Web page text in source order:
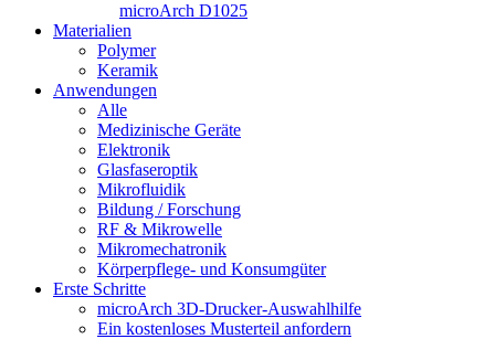
microArch D1025
Materialien
Polymer
Keramik
Anwendungen
Alle
Medizinische Geräte
Elektronik
Glasfaseroptik
Mikrofluidik
Bildung / Forschung
RF & Mikrowelle
Mikromechatronik
Körperpflege- und Konsumgüter
Erste Schritte
microArch 3D-Drucker-Auswahlhilfe
Ein kostenloses Musterteil anfordern